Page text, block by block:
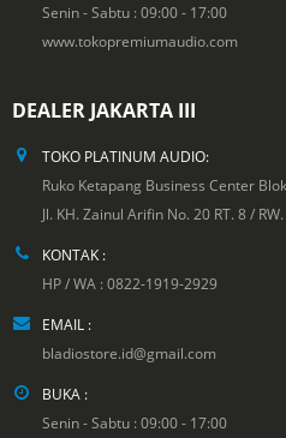
Senin - Sabtu : 09:00 - 17:00
www.tokopremiumaudio.com
DEALER JAKARTA III
TOKO PLATINUM AUDIO:
Ruko Ketapang Business Center
Jl. KH. Zainul Arifin No. 20 RT. 8 /
KONTAK :
HP / WA : 0822-1919-2929
EMAIL :
bladiostore.id@gmail.com
BUKA :
Senin - Sabtu : 09:00 - 17:00